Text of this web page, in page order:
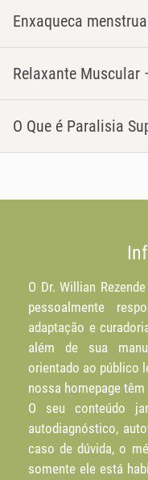
Enxaqueca
Relaxante Muscular
O Que é Paralisia
O Dr. Willian
pessoalmente
adaptação e
além de sua
orientado ao público
nossa homepage
O seu conteúdo
autodiagnóstico,
caso de dúvida, o
somente ele está